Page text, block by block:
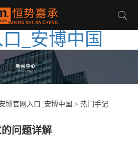
_安博中国
博官网入口_安博中国 > 热门手记
问题详解